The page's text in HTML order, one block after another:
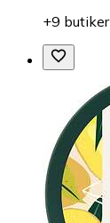
+9 butiker